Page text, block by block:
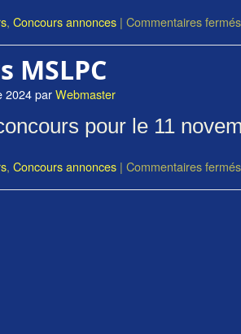
, Concours annonces | Commentaires fermés
MSLPC
2024parWebmaster
pour le 11
, Concours annonces | Commentaires fermés